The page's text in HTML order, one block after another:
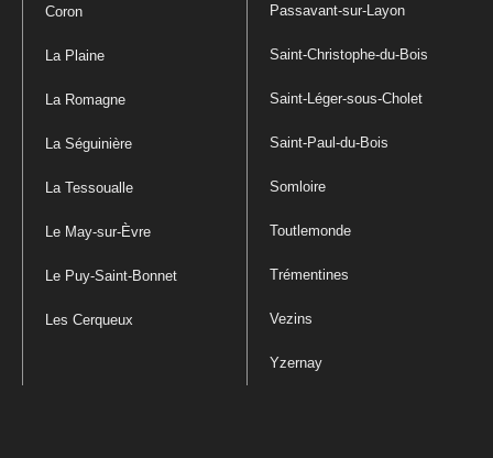
Coron
La Plaine
La Romagne
La Séguinière
La Tessoualle
Le May-sur-Èvre
Le Puy-Saint-Bonnet
Les Cerqueux
Passavant-sur-Layon
Saint-Christophe-du-Bois
Saint-Léger-sous-Cholet
Saint-Paul-du-Bois
Somloire
Toutlemonde
Trémentines
Vezins
Yzernay